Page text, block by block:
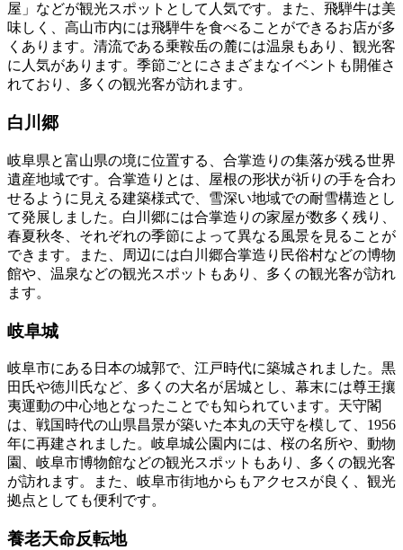
屋」などが観光スポットとして人気です。また、飛騨牛は美
味しく、高山市内には飛騨牛を食べることができるお店が多
くあります。清流である乗鞍岳の麓には温泉もあり、観光客
に人気があります。季節ごとにさまざまなイベントも開催さ
れており、多くの観光客が訪れます。
白川郷
岐阜県と富山県の境に位置する、合掌造りの集落が残る世界
遺産地域です。合掌造りとは、屋根の形状が祈りの手を合わ
せるように見える建築様式で、雪深い地域での耐雪構造とし
て発展しました。白川郷には合掌造りの家屋が数多く残り、
春夏秋冬、それぞれの季節によって異なる風景を見ることが
できます。また、周辺には白川郷合掌造り民俗村などの博物
館や、温泉などの観光スポットもあり、多くの観光客が訪れ
ます。
岐阜城
岐阜市にある日本の城郭で、江戸時代に築城されました。黒
田氏や徳川氏など、多くの大名が居城とし、幕末には尊王攘
夷運動の中心地となったことでも知られています。天守閣
は、戦国時代の山県昌景が築いた本丸の天守を模して、1956
年に再建されました。岐阜城公園内には、桜の名所や、動物
園、岐阜市博物館などの観光スポットもあり、多くの観光客
が訪れます。また、岐阜市街地からもアクセスが良く、観光
拠点としても便利です。
養老天命反転地